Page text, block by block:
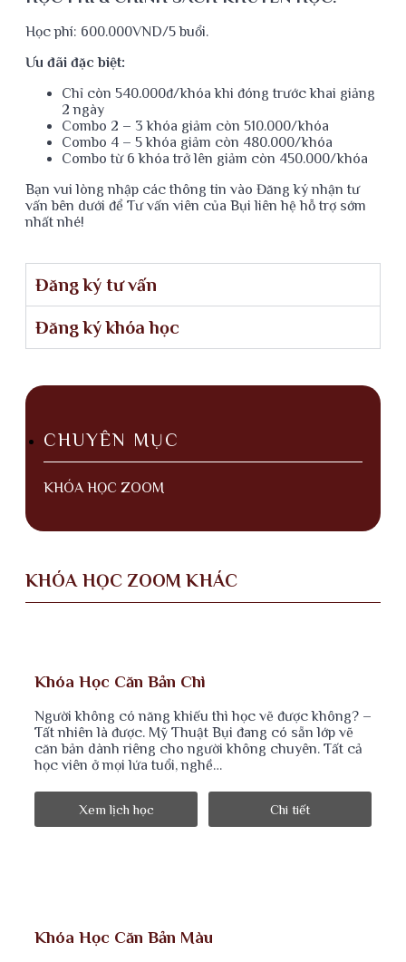
Học phí: 600.000VND/5 buổi.
Ưu đãi đặc biệt:
Chỉ còn 540.000đ/khóa khi đóng trước khai giảng
2 ngày
Combo 2 – 3 khóa giảm còn 510.000/khóa
Combo 4 – 5 khóa giảm còn 480.000/khóa
Combo từ 6 khóa trở lên giảm còn 450.000/khóa
Bạn vui lòng nhập các thông tin vào Đăng ký nhận tư
vấn bên dưới để Tư vấn viên của Bụi liên hệ hỗ trợ sớm
nhất nhé!
Đăng ký tư vấn
Đăng ký khóa học
CHUYÊN MỤC
KHÓA HỌC ZOOM
KHÓA HỌC ZOOM KHÁC
Khóa Học Căn Bản Chì
Người không có năng khiếu thì học vẽ được không? –
Tất nhiên là được. Mỹ Thuật Bụi đang có sẵn lớp vẽ
căn bản dành riêng cho người không chuyên. Tất cả
học viên ở mọi lứa tuổi, nghề…
Xem lịch học Chi tiết
Khóa Học Căn Bản Màu